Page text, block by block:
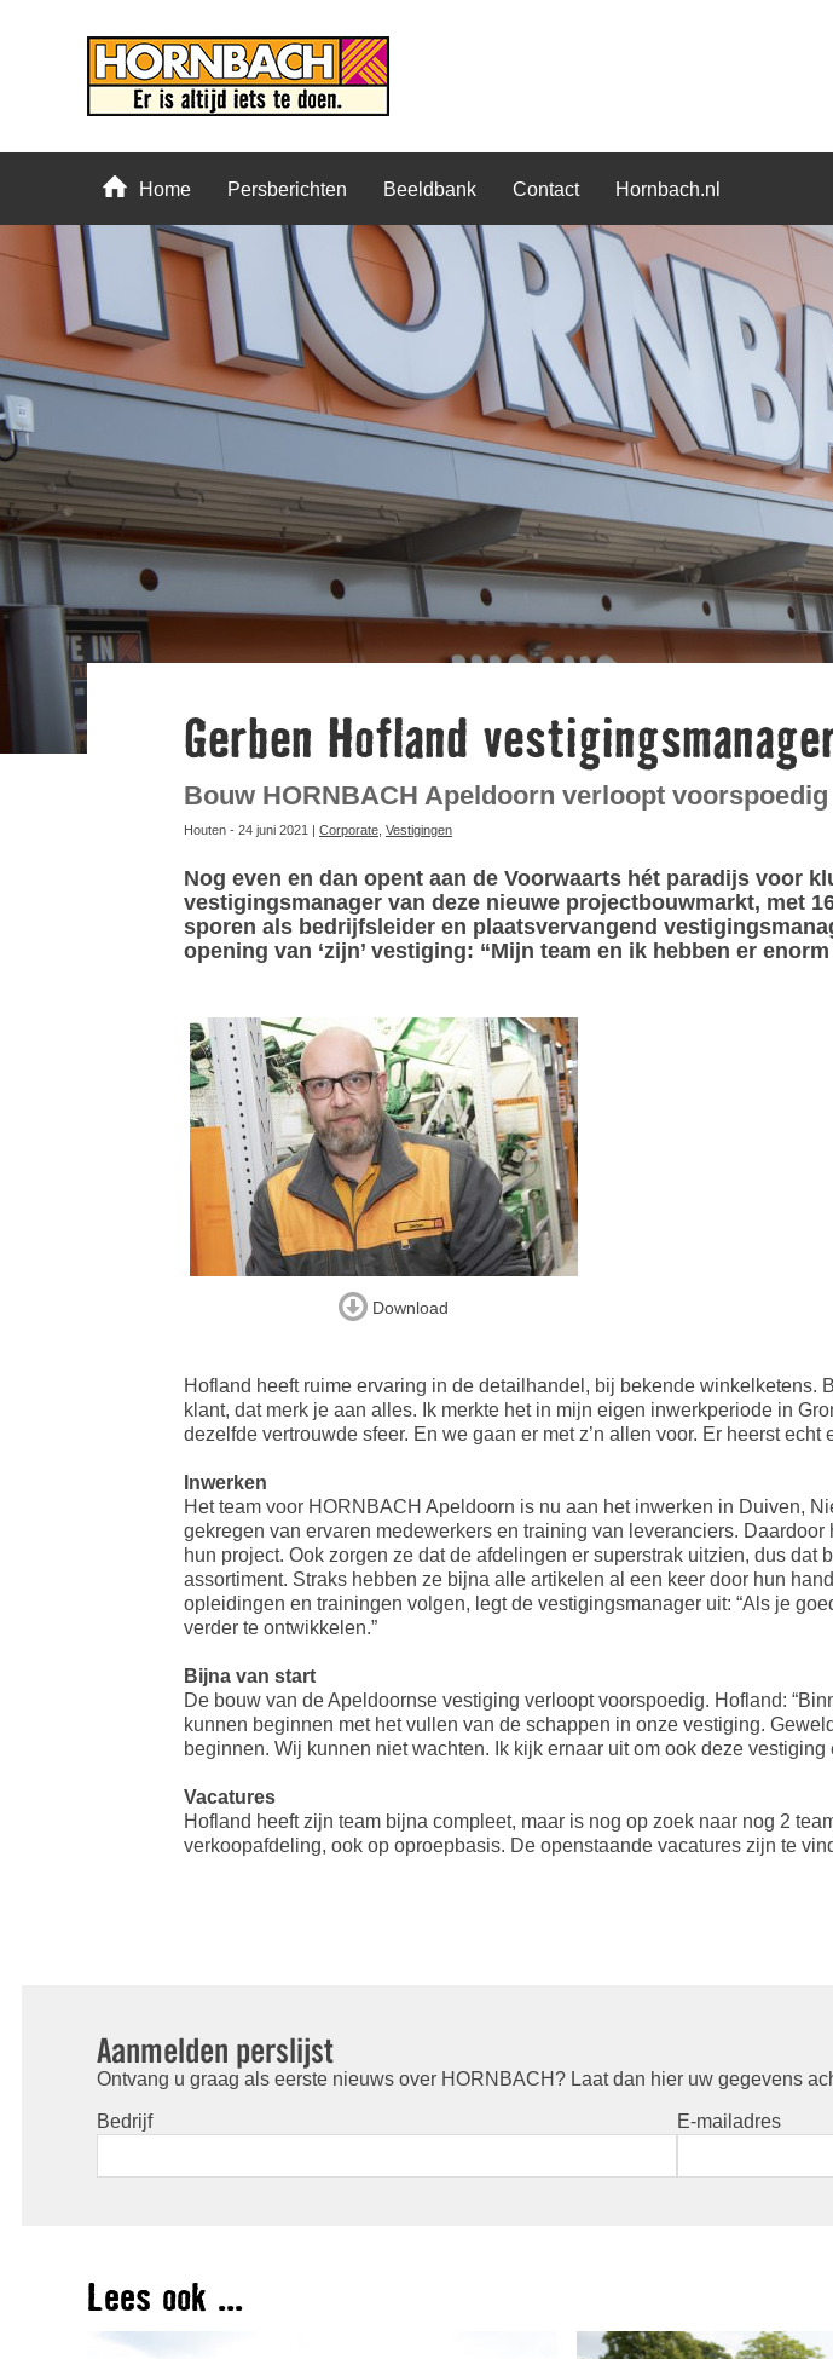
Home Persberichten Beeldbank Contact Hornbach.nl
Gerben Hofland
Bouw HORNBACH Apeldoorn verloopt voorspoedig
Houten - 24 juni 2021 | Corporate Vestigingen
Nog even en dan opent aan de Voorwaarts hét paradijs voor
vestigingsmanager van deze nieuwe projectbouwmarkt, met
sporen als bedrijfsleider en plaatsvervangend
opening van ‘zijn’ vestiging: “Mijn team en ik hebben er
Download
Hofland heeft ruime ervaring in de detailhandel, bij bekende
klant, dat merk je aan alles. Ik merkte het in mijn eigen inwerkperiode in
dezelfde vertrouwde sfeer. En we gaan er met z’n allen voor. Er heerst echt
Inwerken
Het team voor HORNBACH Apeldoorn is nu aan het inwerken in Duiven,
gekregen van ervaren medewerkers en training van leveranciers.
hun project. Ook zorgen ze dat de afdelingen er superstrak uitzien, dus
assortiment. Straks hebben ze bijna alle artikelen al een keer door hun
opleidingen en trainingen volgen, legt de vestigingsmanager uit: “Als je
verder te ontwikkelen.”
Bijna van start
De bouw van de Apeldoornse vestiging verloopt voorspoedig. Hofland:
kunnen beginnen met het vullen van de schappen in onze vestiging.
beginnen. Wij kunnen niet wachten. Ik kijk ernaar uit om ook deze
Vacatures
Hofland heeft zijn team bijna compleet, maar is nog op zoek naar nog 2
verkoopafdeling, ook op oproepbasis. De openstaande vacatures zijn te
Aanmelden perslijst
Ontvang u graag als eerste nieuws over HORNBACH? Laat dan hier uw gegevens
Bedrijf E-mailadres
Lees ook ...